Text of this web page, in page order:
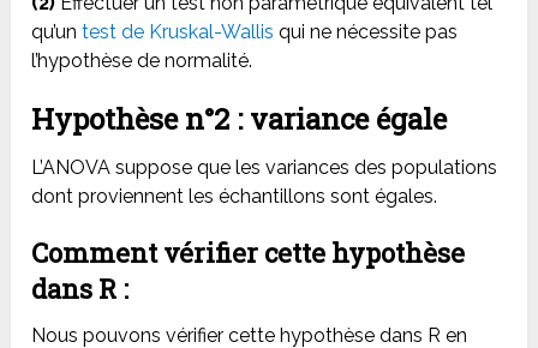
qu’untest de Kruskal-Wallis qui ne nécessite pas
l’hypothèse de normalité.
Hypothèse n°2 : variance égale
L’ANOVA suppose que les variances des populations
dont proviennent les échantillons sont égales.
Comment vérifier cette hypothèse
dans R :
Nous pouvons vérifier cette hypothèse dans R en